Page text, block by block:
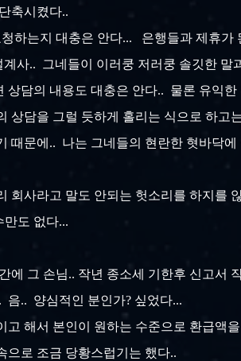
축시켰다..
하는지 대충은 안다... 은행들과 제휴가
사.. 그네들이 이러쿵 저러쿵 솔깃한 말
담의 내용도 대충은 안다.. 물론 유익
상담을 그럴 듯하게 홀리는 식으로 하고
문에.. 나는 그네들의 현란한 혓바닥
회사라고 말도 안되는 헛소리를 하지를
도 없다...
에 그 손님.. 작년 종소세 기한후 신고서
.. 양심적인 분인가? 싶었다...
해서 본인이 원하는 수준으로 환급액
으로 조금 당황스럽기는 했다..